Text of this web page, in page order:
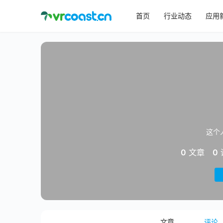
首页 行业动态 应用
这个
0 文章 0